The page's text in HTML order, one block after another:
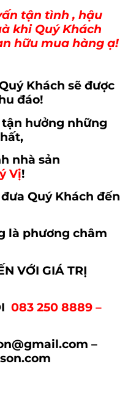
tận tình , hậu
khi Quý Khách
hữu mua hàng ạ!
Khách sẽ được
đáo!
hưởng những
sản
Vị!
đưa Quý Khách đến
châm
VỚI GIÁ TRỊ
083 250 8889 –
–